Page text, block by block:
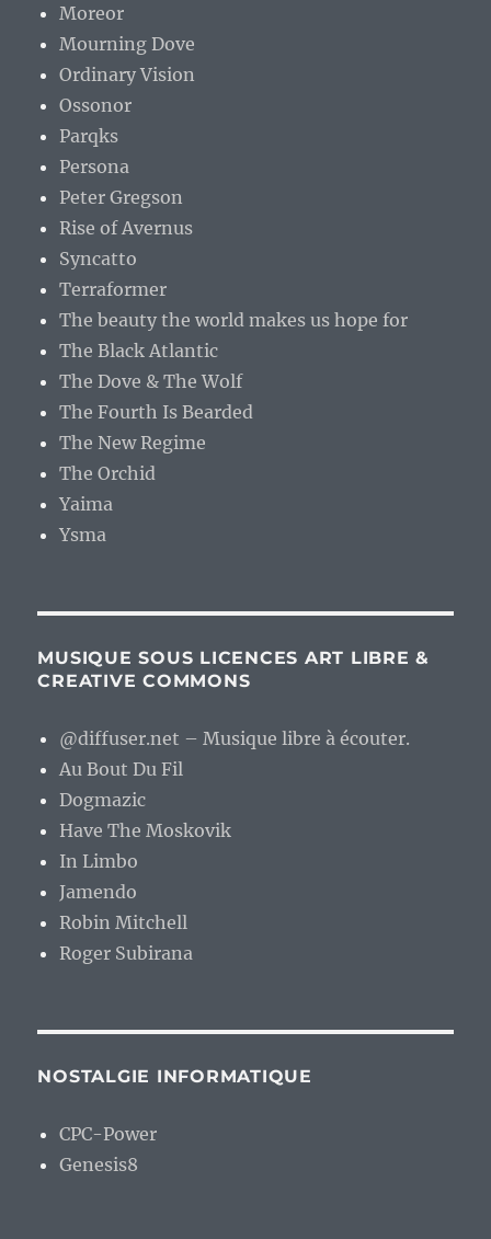
Moreor
Mourning Dove
Ordinary Vision
Ossonor
Parqks
Persona
Peter Gregson
Rise of Avernus
Syncatto
Terraformer
The beauty the world makes us hope for
The Black Atlantic
The Dove & The Wolf
The Fourth Is Bearded
The New Regime
The Orchid
Yaima
Ysma
MUSIQUE SOUS LICENCES ART LIBRE &
CREATIVE COMMONS
@diffuser.net – Musique libre à écouter.
Au Bout Du Fil
Dogmazic
Have The Moskovik
In Limbo
Jamendo
Robin Mitchell
Roger Subirana
NOSTALGIE INFORMATIQUE
CPC-Power
Genesis8